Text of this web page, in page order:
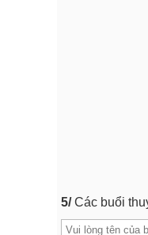
5/Các buổi